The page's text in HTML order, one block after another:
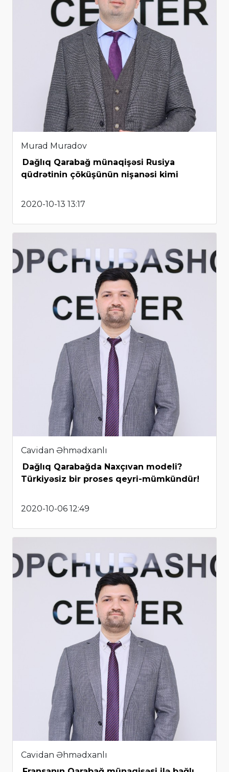
Murad Muradov
Dağlıq Qarabağ münaqişəsi Rusiya
qüdrətinin çöküşünün nişanəsi kimi
2020-10-13 13:17
Cavidan Əhmədxanlı
Dağlıq Qarabağda Naxçıvan modeli?
Türkiyəsiz bir proses qeyri-mümkündür!
2020-10-06 12:49
Cavidan Əhmədxanlı